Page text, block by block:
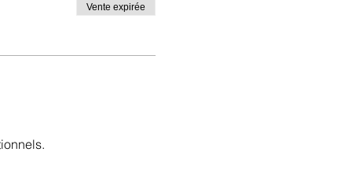
Vente expirée